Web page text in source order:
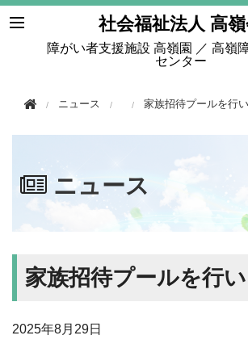
社会福祉法人 高
障がい者支援施設 高嶺園 ／ 高嶺
センター
ニュース 家族招待プールを行
ニュース
家族招待プールを行
2025年8月29日